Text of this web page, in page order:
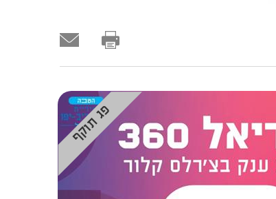
פג תוקף